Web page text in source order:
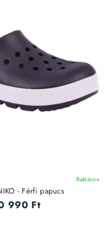
Raktáron
- Férfi papucs
990 Ft